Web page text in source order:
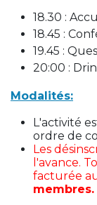
18.30 :
18.45 :
19.45 :
20:00 :
Modalités:
L'activité
ordre de
Les
l'avance.
facturée
membres.